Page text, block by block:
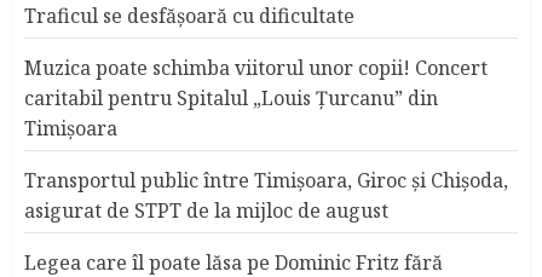
Traficul se desfăşoară cu dificultate
Muzica poate schimba viitorul unor copii! Concert
caritabil pentru Spitalul „Louis Ţurcanu” din
Timişoara
Transportul public între Timişoara, Giroc şi Chişoda,
asigurat de STPT de la mijloc de august
Legea care îl poate lăsa pe Dominic Fritz fără